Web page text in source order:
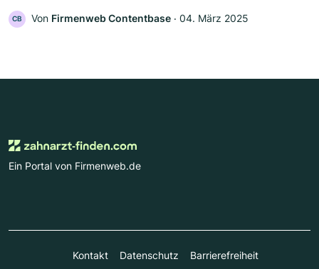
CB Von Firmenweb Contentbase ‧ 04. März 2025
Ein Portal von Firmenweb.de
Kontakt Datenschutz Barrierefreiheit